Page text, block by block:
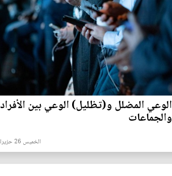
الوعي المضلل و(تظليل) الوعي بين الأفراد
والجماعات
الخميس 26 حزيران 2025